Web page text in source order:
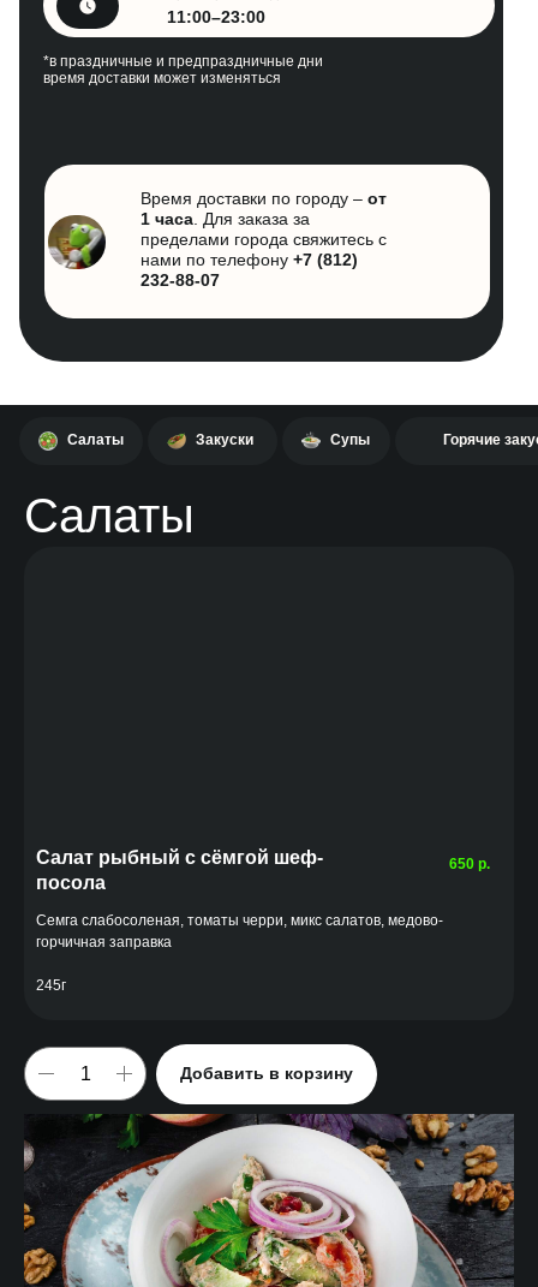
11:00–23:00
*в праздничные и предпраздничные дни
время доставки может изменяться
Время доставки по городу – от
1 часа. Для заказа за
пределами города свяжитесь с
нами по телефону +7 (812)
232-88-07
Салаты Закуски Супы Горячие
Салаты
650 р.
Салат рыбный с сёмгой шеф-
посола
Семга слабосоленая, томаты черри, микс салатов, медово-
горчичная заправка
245г
Добавить в корзину